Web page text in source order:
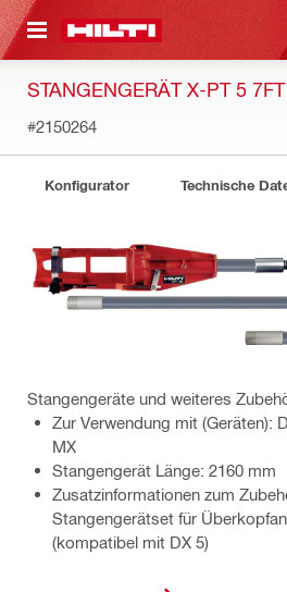
STANGENGERÄT X-PT 5
#2150264
Konfigurator Technische
Stangengeräte und weiteres
Zur Verwendung mit (Geräten):
MX
Stangengerät Länge: 2160 mm
Zusatzinformationen zum
Stangengerätset für
(kompatibel mit DX 5)